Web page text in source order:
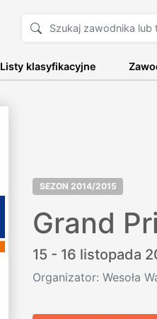
Listy klasyfikacyjne
SEZON 2014/2015
Grand
15 - 16 listopada
Organizator: Wesoła